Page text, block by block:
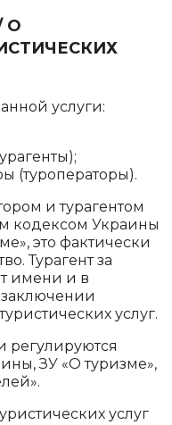
О
услуги:
(туроператоры).
и турагентом
кодексом Украины
это фактически
Турагент за
имени и в
заключении
услуг.
регулируются
ЗУ «О туризме»,
услуг